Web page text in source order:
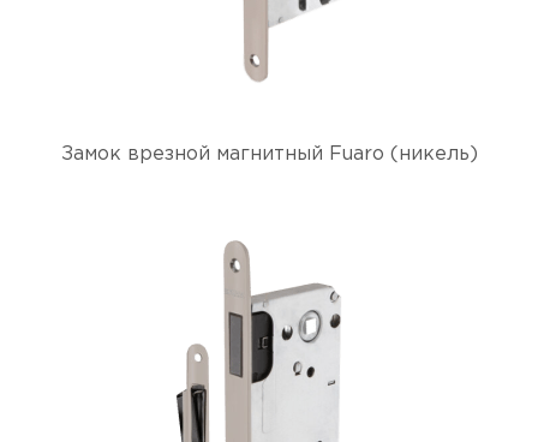
Замок врезной магнитный Fuaro (никель)